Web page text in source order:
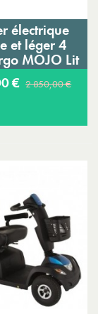
électrique
et léger 4
MOJO Lit
€ 2 850,00 €